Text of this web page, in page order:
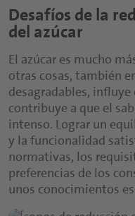
Desafíos de la
del azúcar
El azúcar es mucho
otras cosas, también
desagradables, influye
contribuye a que el
intenso. Lograr un
y la funcionalidad
normativas, los
preferencias de los
unos conocimientos